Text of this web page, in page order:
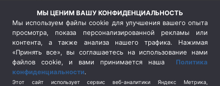
(510)
Сельское хозяйство (3)
Социальная политика
(3)
Спецоперация в Украине
Спецоперация на Украине
(404)
Спорт (740)
МЫ ЦЕНИМ ВАШУ КОНФИДЕНЦИАЛЬНОСТЬ
Мы используем файлы cookie для улучшения вашего опыта
просмотра, показа персонализированной рекламы или
контента, а также анализа нашего трафика. Нажимая
«Принять все», вы соглашаетесь на использование нами
файлов cookie, и вами принимается наша Политика
конфиденциальности.
Этот сайт использует сервис веб-аналитики Яндекс Метрика,